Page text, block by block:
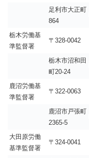
足利市大正町
864
栃木労働基
準監督署
〒328-0042
栃木市沼和田
町20-24
鹿沼労働基
準監督署
〒322-0063
鹿沼市戸張町
2365-5
大田原労働
基準監督署
〒324-0041